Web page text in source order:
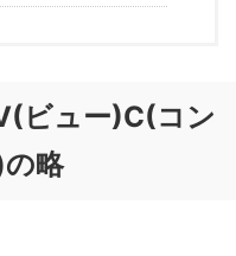
ビュー)C(コン
の略